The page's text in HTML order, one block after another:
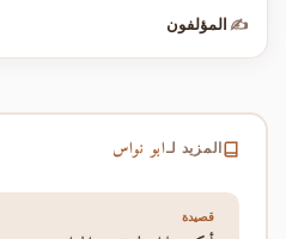
✍️ المؤلفون
المزيد لـابو نواس
قصيدة